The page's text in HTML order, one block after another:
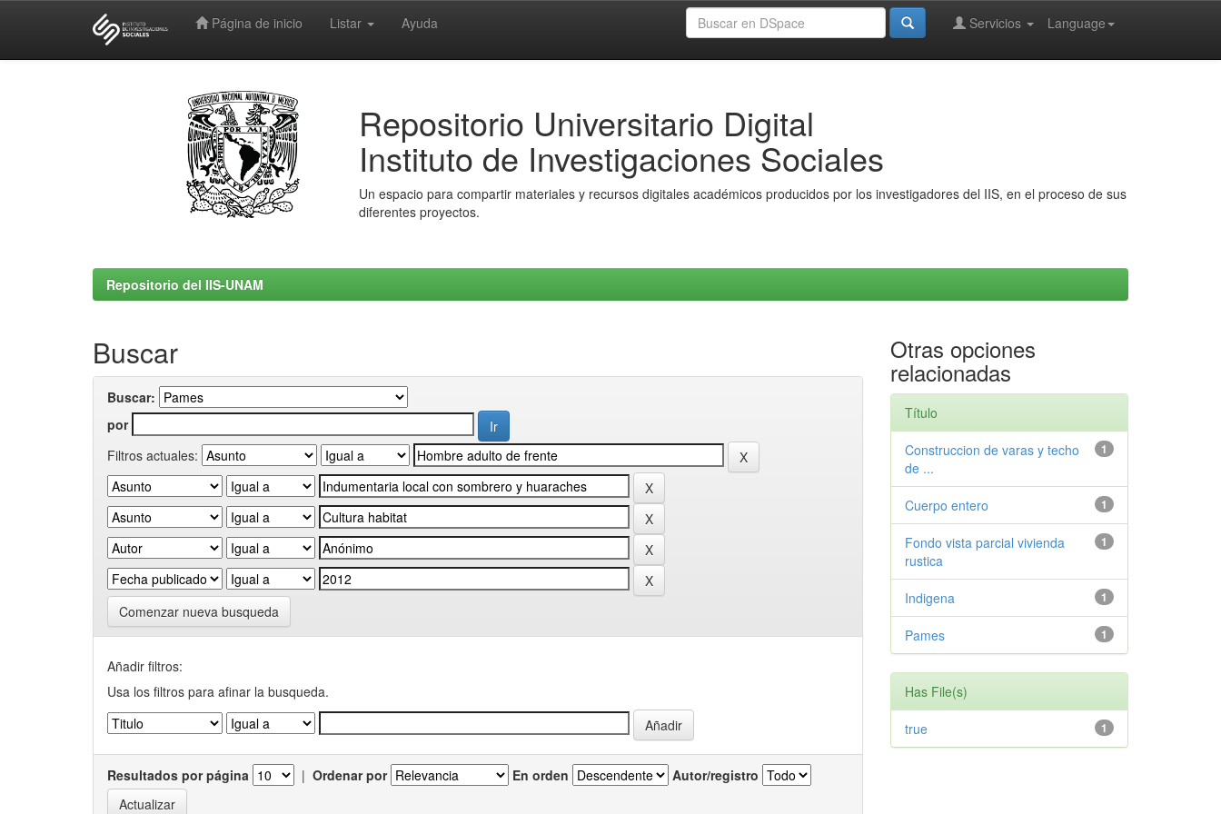
Página de inicio Listar Ayuda Language
Servicios
Repositorio Universitario Digital
Instituto de Investigaciones Sociales
Un espacio para compartir materiales y recursos digitales académicos producidos por los investigadores del IIS, en el proceso de sus
diferentes proyectos.
Repositorio del IIS-UNAM
Buscar
Buscar:
por
Filtros actuales:
Comenzar nueva busqueda
Añadir filtros:
Usa los filtros para afinar la busqueda.
Resultados por página | Ordenar por En orden Autor/registro
Otras opciones
relacionadas
Título
1
Construccion de varas y techo
de ...
1
Cuerpo entero
1
Fondo vista parcial vivienda
rustica
1
Indigena
1
Pames
Has File(s)
1
true